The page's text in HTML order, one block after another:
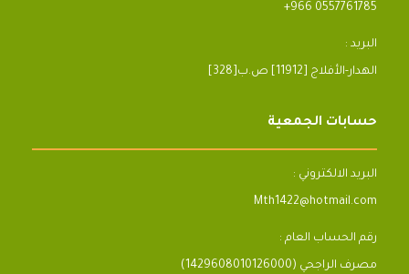
+966 0557761785
البريد :
[328]الهدار-الأفلاج [11912] ص.ب
حسابات الجمعية
البريد الالكتروني :
Mth1422@hotmail.com
رقم الحساب العام :
مصرف الراجحي (1429608010126000)